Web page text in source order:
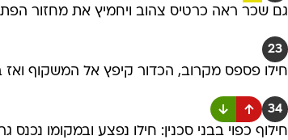
גם שכר ראה כרטיס צהוב ויחמיץ את מחזור
23
חילו פספס מקרוב, הכדור קיפץ אל המשקוף
34
חילוף כפוי בבני סכנין: חילו נפצע ובמקומו